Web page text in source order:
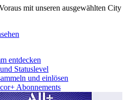
mit unseren ausgewählten City
entdecken
Statuslevel
und einlösen
Abonnements